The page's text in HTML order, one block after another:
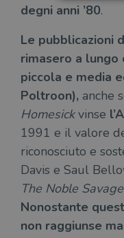
degni anni ’80.
Le pubblicazioni
rimasero a
piccola e media
Poltroon), anche
Homesickvinse
1991 e il valore
riconosciuto e
Davis e Saul
The Noble Savage
Nonostante
non raggiunse
I cookie
funzionalità
l'accesso
sito web non
correttamente
necessari.
Nome